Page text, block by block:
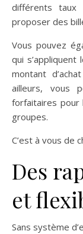
différents taux
proposer des
Vous pouvez
qui
montant
ailleurs, vous
forfaitaires pour
groupes.
C’est à vous de
Des
et
Sans système